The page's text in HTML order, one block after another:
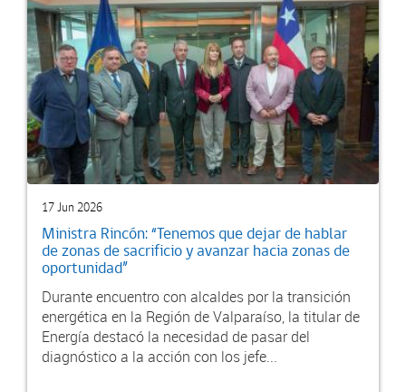
17 Jun 2026
Ministra Rincón: “Tenemos que dejar de hablar
de zonas de sacrificio y avanzar hacia zonas de
oportunidad”
Durante encuentro con alcaldes por la transición
energética en la Región de Valparaíso, la titular de
Energía destacó la necesidad de pasar del
diagnóstico a la acción con los jefe...